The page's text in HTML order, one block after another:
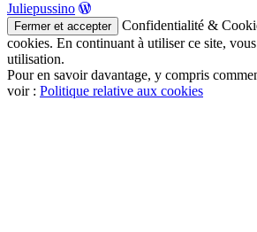
Juliepussino
Confidentialité &
cookies. En continuant à utiliser ce site,
utilisation.
Pour en savoir davantage, y compris
voir : Politique relative aux cookies